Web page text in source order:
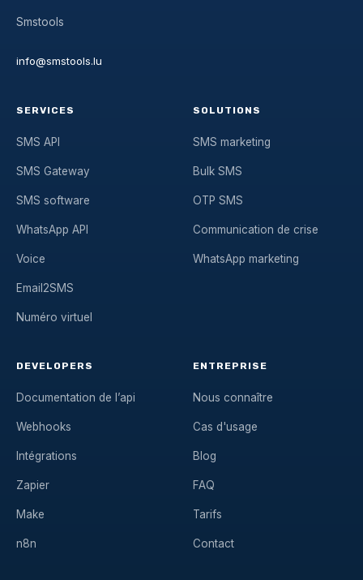
Smstools
info@smstools.lu
SERVICES
SMS API
SMS Gateway
SMS software
WhatsApp API
Voice
Email2SMS
Numéro virtuel
SOLUTIONS
SMS marketing
Bulk SMS
OTP SMS
Communication de crise
WhatsApp marketing
DEVELOPERS
Documentation de l’api
Webhooks
Intégrations
Zapier
Make
n8n
ENTREPRISE
Nous connaître
Cas d'usage
Blog
FAQ
Tarifs
Contact